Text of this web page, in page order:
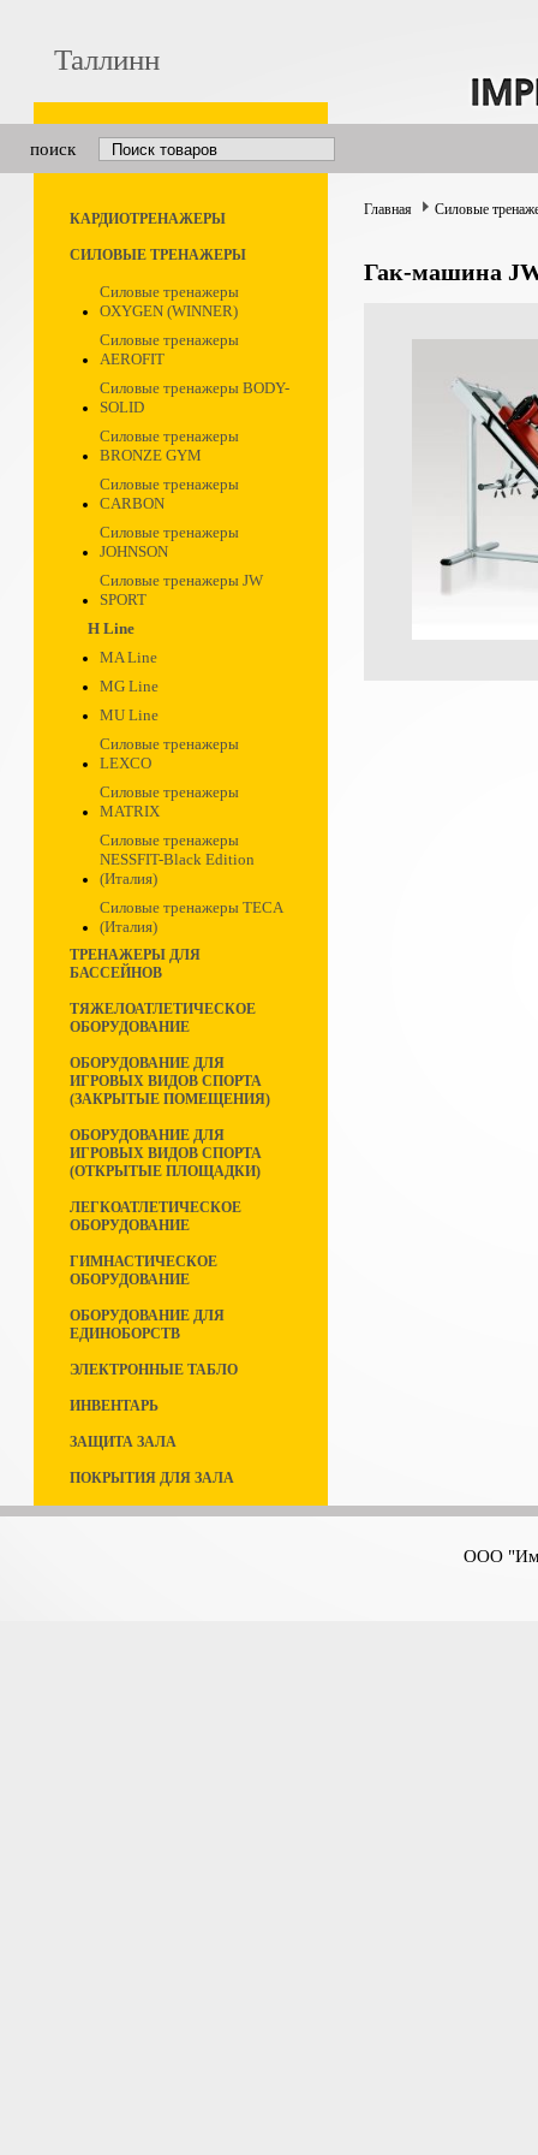
Таллинн
поиск
КАРДИОТРЕНАЖЕРЫ
СИЛОВЫЕ ТРЕНАЖЕРЫ
Силовые тренажеры
OXYGEN (WINNER)
Силовые тренажеры
AEROFIT
Силовые тренажеры BODY-
SOLID
Силовые тренажеры
BRONZE GYM
Силовые тренажеры
CARBON
Силовые тренажеры
JOHNSON
Силовые тренажеры JW
SPORT
H Line
MA Line
MG Line
MU Line
Силовые тренажеры
LEXCO
Силовые тренажеры
MATRIX
Силовые тренажеры
NESSFIT-Black Edition
(Италия)
Силовые тренажеры TECA
(Италия)
ТРЕНАЖЕРЫ ДЛЯ
БАССЕЙНОВ
ТЯЖЕЛОАТЛЕТИЧЕСКОЕ
ОБОРУДОВАНИЕ
ОБОРУДОВАНИЕ ДЛЯ
ИГРОВЫХ ВИДОВ СПОРТА
(ЗАКРЫТЫЕ ПОМЕЩЕНИЯ)
ОБОРУДОВАНИЕ ДЛЯ
ИГРОВЫХ ВИДОВ СПОРТА
(ОТКРЫТЫЕ ПЛОЩАДКИ)
ЛЕГКОАТЛЕТИЧЕСКОЕ
ОБОРУДОВАНИЕ
ГИМНАСТИЧЕСКОЕ
ОБОРУДОВАНИЕ
ОБОРУДОВАНИЕ ДЛЯ
ЕДИНОБОРСТВ
ЭЛЕКТРОННЫЕ ТАБЛО
ИНВЕНТАРЬ
ЗАЩИТА ЗАЛА
ПОКРЫТИЯ ДЛЯ ЗАЛА
Главная Силовые
Гак-машина
ООО